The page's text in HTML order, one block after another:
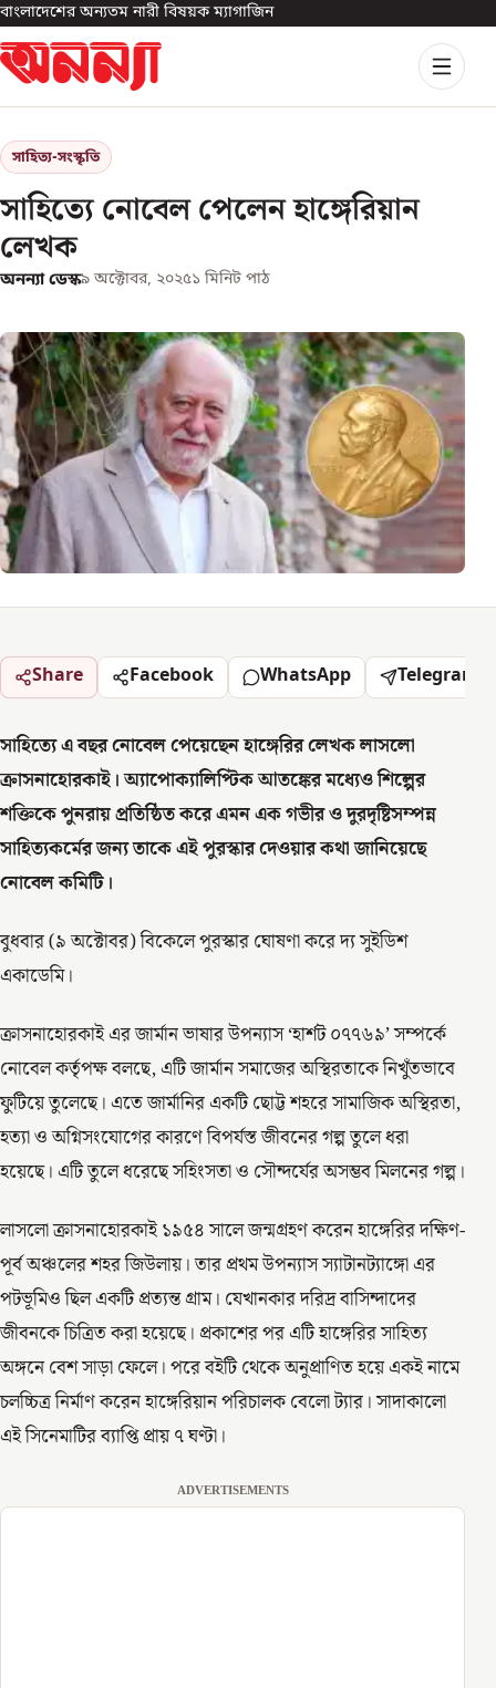
বাংলাদেশের অন্যতম নারী বিষয়ক ম্যাগাজিন
সাহিত্য-সংস্কৃতি
সাহিত্যে নোবেল পেলেন হাঙ্গেরিয়ান
লেখক
অনন্যা ডেস্ক৯ অক্টোবর, ২০২৫১ মিনিট পাঠ
Share Facebook WhatsApp Telegram
সাহিত্যে এ বছর নোবেল পেয়েছেন হাঙ্গেরির লেখক লাসলো
ক্রাসনাহোরকাই। অ্যাপোক্যালিপ্টিক আতঙ্কের মধ্যেও শিল্পের
শক্তিকে পুনরায় প্রতিষ্ঠিত করে এমন এক গভীর ও দুরদৃষ্টিসম্পন্ন
সাহিত্যকর্মের জন্য তাকে এই পুরস্কার দেওয়ার কথা জানিয়েছে
নোবেল কমিটি।
বুধবার (৯ অক্টোবর) বিকেলে পুরস্কার ঘোষণা করে দ্য সুইডিশ
একাডেমি।
ক্রাসনাহোরকাই এর জার্মান ভাষার উপন্যাস ‘হার্শট ০৭৭৬৯’ সম্পর্কে
নোবেল কর্তৃপক্ষ বলছে, এটি জার্মান সমাজের অস্থিরতাকে নিখুঁতভাবে
ফুটিয়ে তুলেছে। এতে জার্মানির একটি ছোট্ট শহরে সামাজিক অস্থিরতা,
হত্যা ও অগ্নিসংযোগের কারণে বিপর্যস্ত জীবনের গল্প তুলে ধরা
হয়েছে। এটি তুলে ধরেছে সহিংসতা ও সৌন্দর্যের অসম্ভব মিলনের গল্প।
লাসলো ক্রাসনাহোরকাই ১৯৫৪ সালে জন্মগ্রহণ করেন হাঙ্গেরির দক্ষিণ-
পূর্ব অঞ্চলের শহর জিউলায়। তার প্রথম উপন্যাস স্যাটানট্যাঙ্গো এর
পটভূমিও ছিল একটি প্রত্যন্ত গ্রাম। যেখানকার দরিদ্র বাসিন্দাদের
জীবনকে চিত্রিত করা হয়েছে। প্রকাশের পর এটি হাঙ্গেরির সাহিত্য
অঙ্গনে বেশ সাড়া ফেলে। পরে বইটি থেকে অনুপ্রাণিত হয়ে একই নামে
চলচ্চিত্র নির্মাণ করেন হাঙ্গেরিয়ান পরিচালক বেলো ট্যার। সাদাকালো
এই সিনেমাটির ব্যাপ্তি প্রায় ৭ ঘণ্টা।
ADVERTISEMENTS